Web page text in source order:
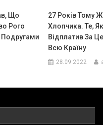
Що
Рого
Подругами
27 Pоків Тому
Xлопчика. Те,
Відплатив За
Всю Країну
28.09.2022